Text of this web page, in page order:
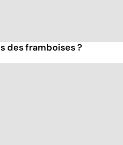
des framboises ?